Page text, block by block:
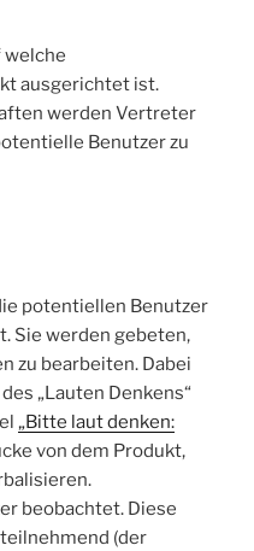
welche
ausgerichtet ist.
werden Vertreter
Benutzer zu
potentiellen Benutzer
Sie werden gebeten,
zu bearbeiten. Dabei
„Lauten Denkens“
„Bitte laut denken:
von dem Produkt,
beobachtet. Diese
(der